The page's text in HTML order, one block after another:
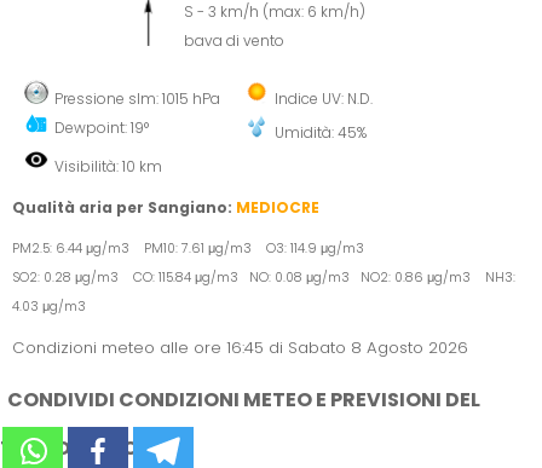
S - 3 km/h (max: 6 km/h)
bava di vento
Pressione slm: 1015 hPa
Dewpoint: 19°
Indice UV: N.D.
Umidità: 45%
Visibilità: 10 km
Qualità aria per Sangiano: MEDIOCRE
PM2.5: 6.44 μg/m3 PM10: 7.61 μg/m3 O3: 114.9 μg/m3
SO2: 0.28 μg/m3 CO: 115.84 μg/m3 NO: 0.08 μg/m3 NO2: 0.86 μg/m3 NH3:
4.03 μg/m3
Condizioni meteo alle ore 16:45 di Sabato 8 Agosto 2026
CONDIVIDI CONDIZIONI METEO E PREVISIONI DEL
TEMPO SUI SOCIAL